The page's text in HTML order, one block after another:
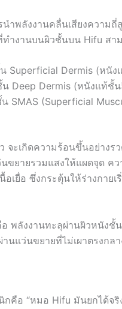
นำพลังงานคลื่นเสียงความถี่
ทำงานบนผิวชั้นบน Hifu ส
Superficial Dermis (หนัง
Deep Dermis (หนังแท้ชั้น
SMAS (Superficial
จะเกิดความร้อนขึ้นอย่าง
นขยายรวมแสงให้แผดจุด
เยื่อ ซึ่งกระตุ้นให้ร่างกาย
พลังงานทะลุผ่านผิวหนังชั้
นแว่นขยายที่ไม่เผาตรงกล
คือ “หมอ Hifu มันยกได้จริ